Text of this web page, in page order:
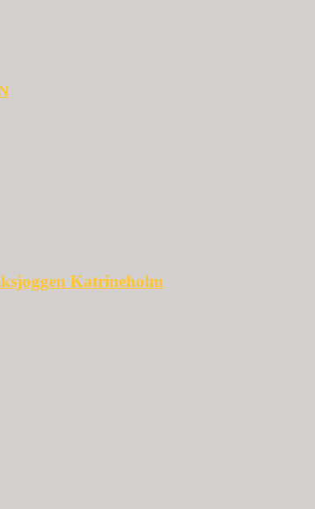
Katrineholm